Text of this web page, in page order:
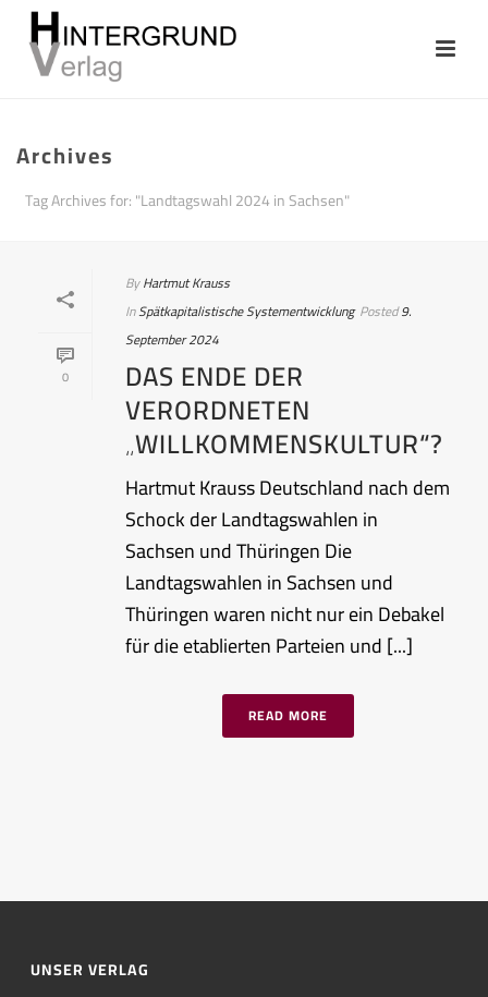
Archives
Tag Archives for: "Landtagswahl 2024 in Sachsen"
0
ByHartmut Krauss
InSpätkapitalistische Systementwicklung Posted9.
September 2024
DAS ENDE DER
VERORDNETEN
„WILLKOMMENSKULTUR“?
Hartmut Krauss Deutschland nach dem
Schock der Landtagswahlen in
Sachsen und Thüringen Die
Landtagswahlen in Sachsen und
Thüringen waren nicht nur ein Debakel
für die etablierten Parteien und [...]
READ MORE
UNSER VERLAG